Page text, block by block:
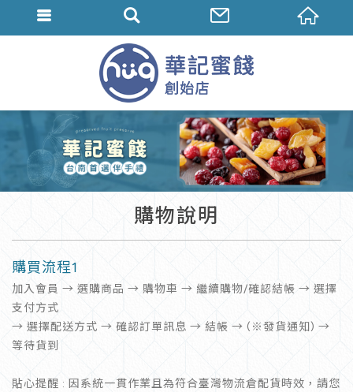
購物說明
購買流程1
加入會員 → 選購商品 → 購物車 → 繼續購物/確認結帳 → 選擇
支付方式
→ 選擇配送方式 → 確認訂單訊息 → 結帳 → (※發貨通知) →
等待貨到
貼心提醒 : 因系統一貫作業且為符合臺灣物流倉配貨時效，請您